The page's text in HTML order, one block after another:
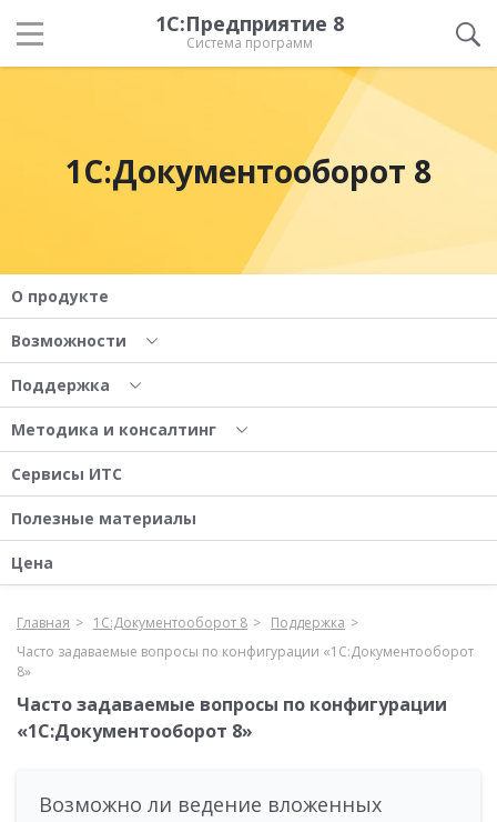
1С:Предприятие 8
Система программ
1С:Документооборот 8
О продукте
Возможности
Поддержка
Методика и консалтинг
Сервисы ИТС
Полезные материалы
Цена
Главная 1С:Документооборот 8
Поддержка
Часто задаваемые вопросы по конфигурации «1С:Документооборот
8»
Часто задаваемые вопросы по конфигурации
«1С:Документооборот 8»
Возможно ли ведение вложенных